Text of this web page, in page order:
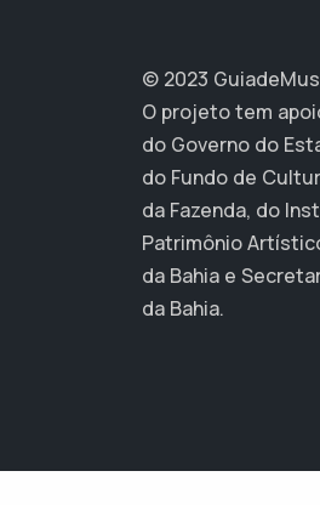
© 2023
O projeto tem
do Governo do
do Fundo de
da Fazenda, do
Patrimônio
da Bahia e
da Bahia.